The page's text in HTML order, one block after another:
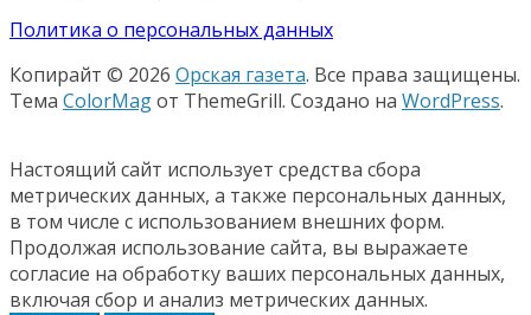
Политика о персональных данных
Копирайт © 2026 Орская газета. Все права защищены.
Тема ColorMagот ThemeGrill. Создано на WordPress.
Настоящий сайт использует средства сбора
метрических данных, а также персональных данных,
в том числе с использованием внешних форм.
Продолжая использование сайта, вы выражаете
согласие на обработку ваших персональных данных,
включая сбор и анализ метрических данных.